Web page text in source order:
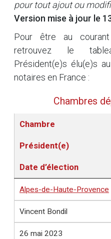
pour tout ajout ou
Version mise à jour le
Pour être au
retrouvez le
Président(e)s élu(e)s
notaires en France :
Chambres
Chambre
Président(e)
Date d’élection
Alpes-de-Haute-Provence
Vincent Bondil
26 mai 2023